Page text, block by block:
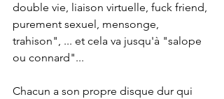
double vie, liaison virtuelle, fuck friend,
purement sexuel, mensonge,
trahison", ... et cela va jusqu'à "salope
ou connard"...
Chacun a son propre disque dur qui